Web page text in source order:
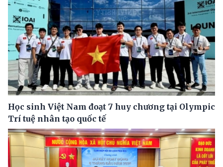
Học sinh Việt Nam đoạt 7 huy chương tại Olympic
Trí tuệ nhân tạo quốc tế